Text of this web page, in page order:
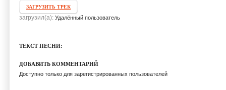
ЗАГРУЗИТЬ ТРЕК
загрузил(а): Удалённый пользователь
ТЕКСТ ПЕСНИ:
ДОБАВИТЬ КОММЕНТАРИЙ
Доступно только для зарегистрированных пользователей